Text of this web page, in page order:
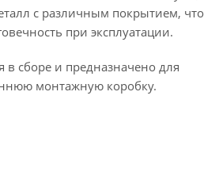
с различным покрытием, что
при эксплуатации.
в сборе и предназначено для
монтажную коробку.